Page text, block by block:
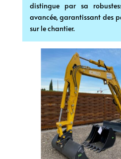
distingue par sa
avancée, garantissant des
sur le chantier.